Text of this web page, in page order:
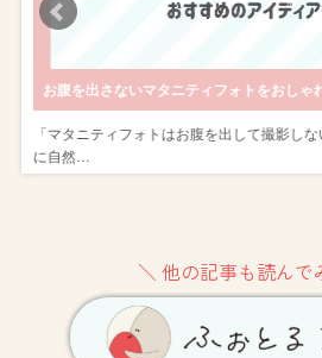
「マタニティフォトはお腹を出して撮影し
に自然…
＼ 他の記事も読んで